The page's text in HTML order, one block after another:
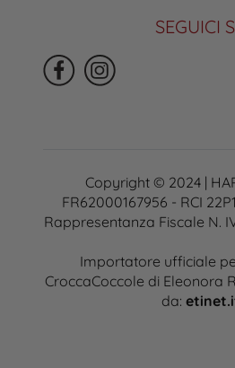
SEGUICI
Copyright © 2024 |
FR62000167956 - RCI
Rappresentanza Fiscale N.
Importatore ufficiale
CroccaCoccole di Eleonora
da: